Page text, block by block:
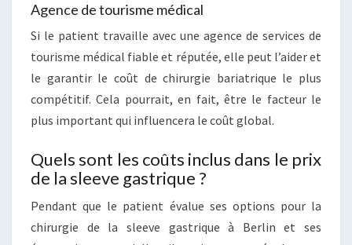
Agence de tourisme médical
Si le patient travaille avec une agence de services de
tourisme médical fiable et réputée, elle peut l’aider et
le garantir le coût de chirurgie bariatrique le plus
compétitif. Cela pourrait, en fait, être le facteur le
plus important qui influencera le coût global.
Quels sont les coûts inclus dans le prix
de la sleeve gastrique ?
Pendant que le patient évalue ses options pour la
chirurgie de la sleeve gastrique à Berlin et ses